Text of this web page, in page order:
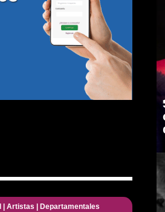
|Artistas Departamentales